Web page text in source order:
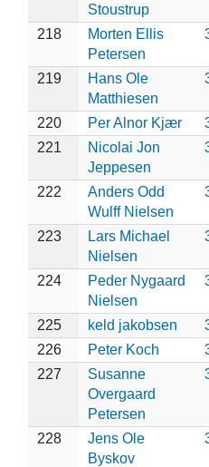
Stoustrup
218
Morten Ellis
Petersen
219
Hans Ole
Matthiesen
220 Per Alnor Kjær
221
Nicolai Jon
Jeppesen
222
Anders Odd
Wulff Nielsen
223
Lars Michael
Nielsen
224
Peder Nygaard
Nielsen
225 keld jakobsen
226
Peter Koch
227
Susanne
Overgaard
Petersen
228
Jens Ole
Byskov